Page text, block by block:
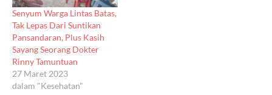
Senyum Warga Lintas Batas,
Tak Lepas Dari Suntikan
Pansandaran, Plus Kasih
Sayang Seorang Dokter
Rinny Tamuntuan
27 Maret 2023
dalam "Kesehatan"